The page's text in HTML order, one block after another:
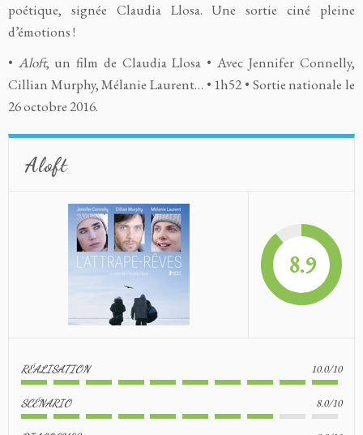
poétique, signée Claudia Llosa. Une sortie ciné pleine
d’émotions !
• Aloft, un film de Claudia Llosa • Avec Jennifer Connelly,
Cillian Murphy, Mélanie Laurent… • 1h52 • Sortie nationale le
26 octobre 2016.
Aloft
8.9
RÉALISATION 10.0/10
SCÉNARIO 8.0/10